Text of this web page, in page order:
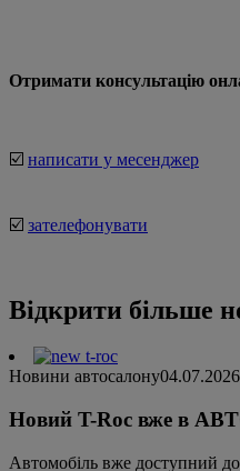
Отримати консультацію
☑️ написати у месенджер
☑️ зателефонувати
Відкрити більше
Новини автосалону04.07.2026
Новий T-Roc вже в
Автомобіль вже доступний